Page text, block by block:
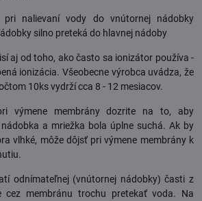
nalievaní vody do vnútornej nádobky
silno preteká do hlavnej nádoby
aj od toho, ako často sa ionizátor používa -
ionizácia. Všeobecne výrobca uvádza, že
10ks vydrží cca 8 - 12 mesiacov.
výmene membrány dozrite na to, aby
a mriežka bola úplne suchá. Ak by
vlhké, môže dôjsť pri výmene membrány k
odnímateľnej (vnútornej nádobky) časti z
cez membránu trochu pretekať voda. Na